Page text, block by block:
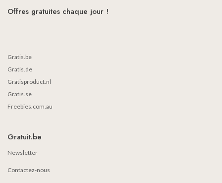
Offres gratuites chaque jour !
Gratis.be
Gratis.de
Gratisproduct.nl
Gratis.se
Freebies.com.au
Gratuit.be
Newsletter
Contactez-nous